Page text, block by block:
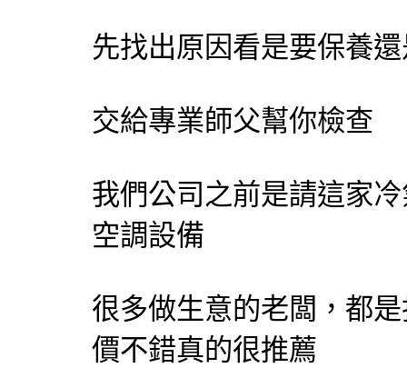
先找出原因看是要保養
交給專業師父幫你檢查
我們公司之前是請這家
空調設備
很多做生意的老闆，都
價不錯真的很推薦